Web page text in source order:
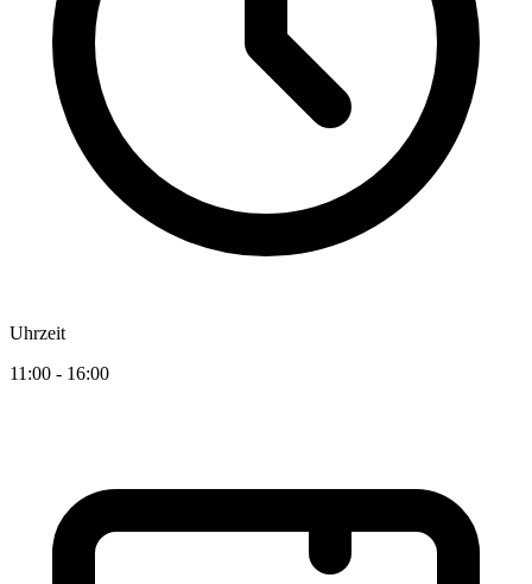
Uhrzeit
11:00 - 16:00